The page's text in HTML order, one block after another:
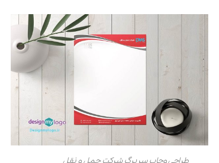
طراحی وچاپ سربرگ شرکت حمل و نقل